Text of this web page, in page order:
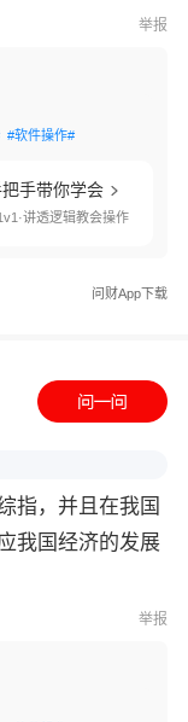
举报
#软件操作#
手带你学会
讲透逻辑教会操作
问财App下载
指，并且在我国
我国经济的发展
举报